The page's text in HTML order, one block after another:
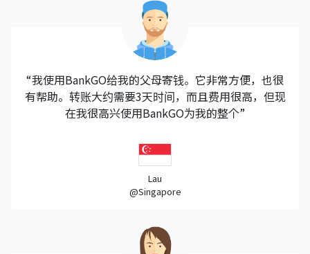
“我使用BankGO给我的父母寄钱。它非常方便，也很
有帮助。转账大约需要3天时间，而且费用很高，但现
在我很高兴使用BankGO为我的整个”
Lau
@Singapore